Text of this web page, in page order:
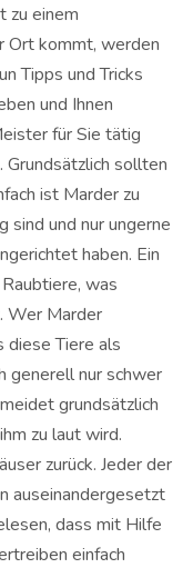
zu einem
Ort kommt, werden
Tipps und Tricks
und Ihnen
für Sie tätig
sollten
ist Marder zu
sind und nur ungerne
haben. Ein
was
Wer Marder
diese Tiere als
generell nur schwer
grundsätzlich
zu laut wird.
zurück. Jeder der
auseinandergesetzt
dass mit Hilfe
einfach